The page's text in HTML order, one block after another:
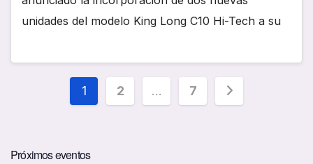
unidades del modelo King Long C10 Hi-Tech a su
Paginación
entradas
1 2 … 7
Próximos eventos